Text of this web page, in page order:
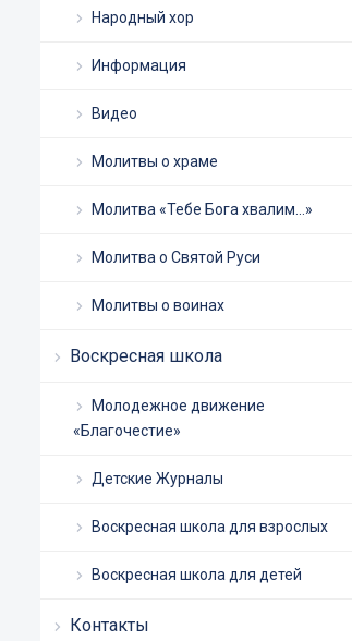
Народный хор
Информация
Видео
Молитвы о храме
Молитва «Тебе Бога хвалим…»
Молитва о Святой Руси
Молитвы о воинах
Воскресная школа
Молодежное движение
«Благочестие»
Детские Журналы
Воскресная школа для взрослых
Воскресная школа для детей
Контакты